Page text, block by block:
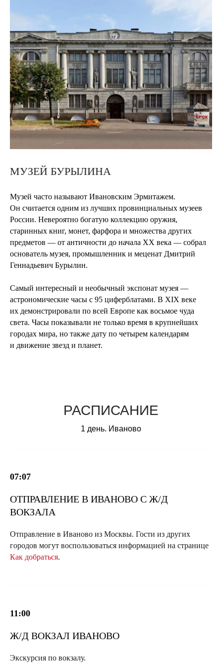
МУЗЕЙ БУРЫЛИНА
Музей часто называют Ивановским Эрмитажем.
Он считается одним из лучших провинциальных музеев
России. Невероятно богатую коллекцию оружия,
старинных книг, монет, фарфора и множества других
предметов — от античности до начала XX века — собрал
основатель музея, промышленник и меценат Дмитрий
Геннадьевич Бурылин.
Самый интересный и необычный экспонат музея —
астрономические часы с 95 циферблатами. В XIX веке
их демонстрировали по всей Европе как восьмое чуда
света. Часы показывали не только время в крупнейших
городах мира, но также дату по четырем календарям
и движение звезд и планет.
РАСПИСАНИЕ
1 день. Иваново
07:07
ОТПРАВЛЕНИЕ В ИВАНОВО С Ж/Д
ВОКЗАЛА
Отправление в Иваново из Москвы. Гости из других
городов могут воспользоваться информацией на странице
Как добраться.
11:00
Ж/Д ВОКЗАЛ ИВАНОВО
Экскурсия по вокзалу.